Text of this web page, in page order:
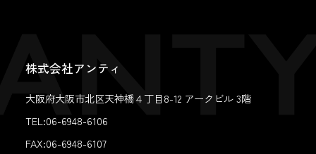
株式会社アンティ
大阪府大阪市北区天神橋４丁目8-12 アークビル 3階
TEL:06-6948-6106
FAX:06-6948-6107